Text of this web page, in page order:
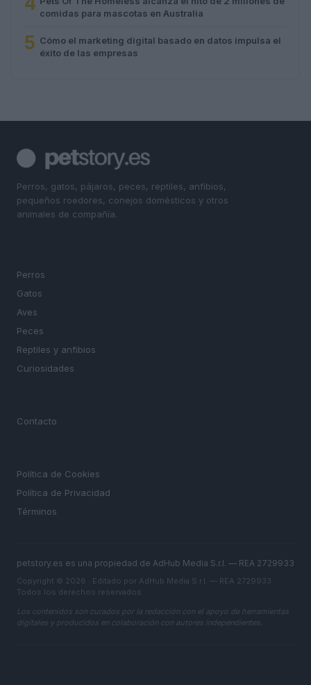
comidas para mascotas en Australia
5 Cómo el marketing digital basado en datos impulsa el
éxito de las empresas
Perros, gatos, pájaros, peces, reptiles, anfibios,
pequeños roedores, conejos domésticos y otros
animales de compañía.
Perros
Gatos
Aves
Peces
Reptiles y anfibios
Curiosidades
Contacto
Política de Cookies
Política de Privacidad
Términos
petstory.es es una propiedad de AdHub Media S.r.l. — REA 2729933
Copyright © 2026 · Editado por AdHub Media S.r.l. — REA 2729933
Todos los derechos reservados
Los contenidos son curados por la redacción con el apoyo de herramientas
digitales y producidos en colaboración con autores independientes.